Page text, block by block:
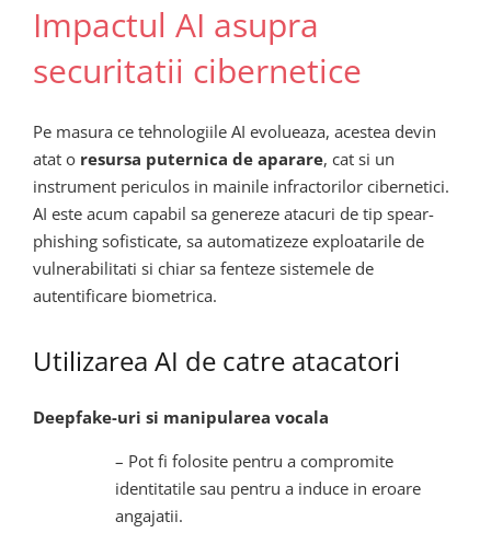
Impactul AI asupra
securitatii cibernetice
Pe masura ce tehnologiile AI evolueaza, acestea devin
atat o resursa puternica de aparare, cat si un
instrument periculos in mainile infractorilor cibernetici.
AI este acum capabil sa genereze atacuri de tip spear-
phishing sofisticate, sa automatizeze exploatarile de
vulnerabilitati si chiar sa fenteze sistemele de
autentificare biometrica.
Utilizarea AI de catre atacatori
Deepfake-uri si manipularea vocala
– Pot fi folosite pentru a compromite
identitatile sau pentru a induce in eroare
angajatii.